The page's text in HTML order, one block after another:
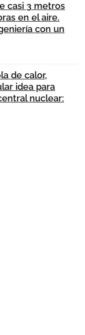
casi 3 metros
en el aire.
con un
de calor,
idea para
nuclear: